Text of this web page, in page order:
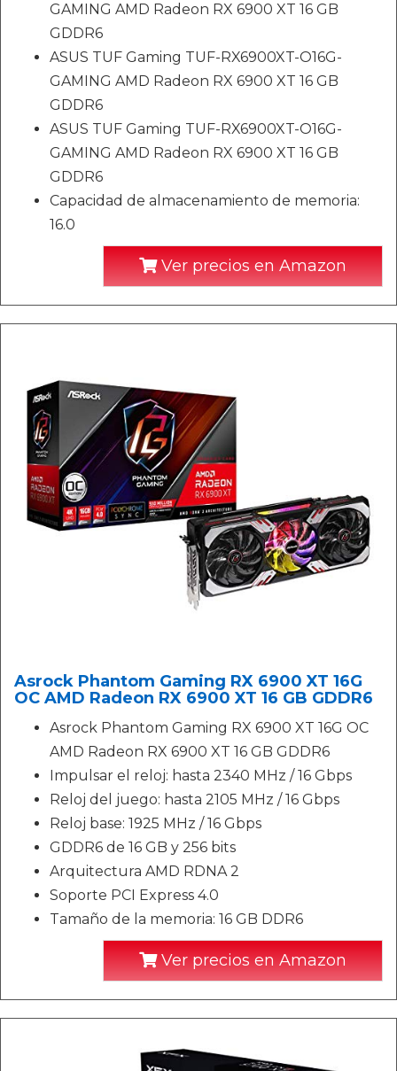
GAMING AMD Radeon RX 6900 XT 16 GB
GDDR6
ASUS TUF Gaming TUF-RX6900XT-O16G-
GAMING AMD Radeon RX 6900 XT 16 GB
GDDR6
ASUS TUF Gaming TUF-RX6900XT-O16G-
GAMING AMD Radeon RX 6900 XT 16 GB
GDDR6
Capacidad de almacenamiento de memoria:
16.0
Ver precios en Amazon
Asrock Phantom Gaming RX 6900 XT 16G
OC AMD Radeon RX 6900 XT 16 GB GDDR6
Asrock Phantom Gaming RX 6900 XT 16G OC
AMD Radeon RX 6900 XT 16 GB GDDR6
Impulsar el reloj: hasta 2340 MHz / 16 Gbps
Reloj del juego: hasta 2105 MHz / 16 Gbps
Reloj base: 1925 MHz / 16 Gbps
GDDR6 de 16 GB y 256 bits
Arquitectura AMD RDNA 2
Soporte PCI Express 4.0
Tamaño de la memoria: 16 GB DDR6
Ver precios en Amazon